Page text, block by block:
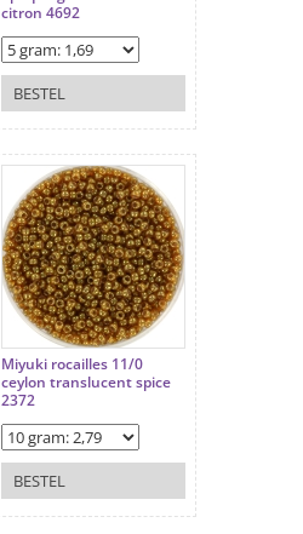
citron 4692
BESTEL
Miyuki rocailles 11/0
ceylon translucent spice
2372
BESTEL